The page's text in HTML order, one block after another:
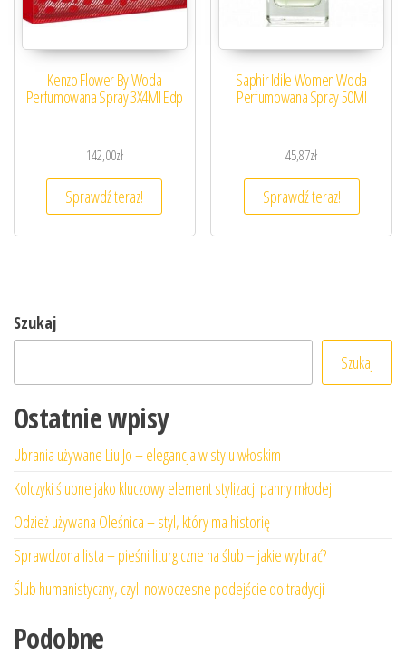
Kenzo Flower By Woda
Perfumowana Spray 3X4Ml Edp
142,00zł
Sprawdź teraz!
Saphir Idile Women Woda
Perfumowana Spray 50Ml
45,87zł
Sprawdź teraz!
Szukaj
Szukaj
Ostatnie wpisy
Ubrania używane Liu Jo – elegancja w stylu włoskim
Kolczyki ślubne jako kluczowy element stylizacji panny młodej
Odzież używana Oleśnica – styl, który ma historię
Sprawdzona lista – pieśni liturgiczne na ślub – jakie wybrać?
Ślub humanistyczny, czyli nowoczesne podejście do tradycji
Podobne